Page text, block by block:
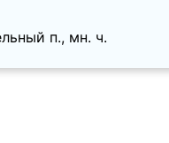
п., мн. ч.